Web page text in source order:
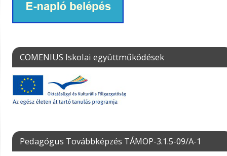
COMENIUS Iskolai együttműködések
Pedagógus Továbbképzés TÁMOP-3.1.5-09/A-1